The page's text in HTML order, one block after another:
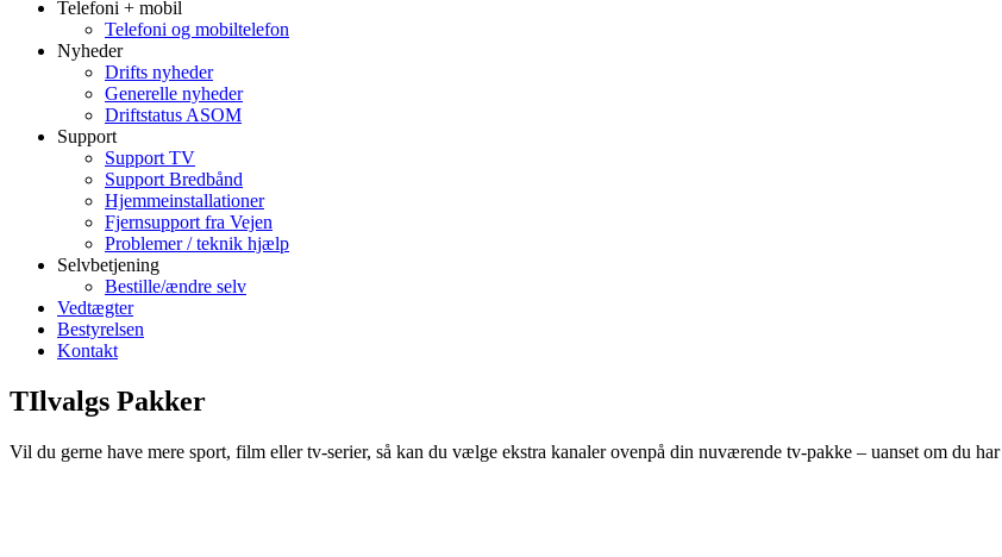
Telefoni + mobil
Telefoni og mobiltelefon
Nyheder
Drifts nyheder
Generelle nyheder
Driftstatus ASOM
Support
Support TV
Support Bredbånd
Hjemmeinstallationer
Fjernsupport fra Vejen
Problemer / teknik hjælp
Selvbetjening
Bestille/ændre selv
Vedtægter
Bestyrelsen
Kontakt
TIlvalgs Pakker
Vil du gerne have mere sport, film eller tv-serier, så kan du vælge ekstra kanaler ovenpå din nuværende tv-pakke – uanset om du har